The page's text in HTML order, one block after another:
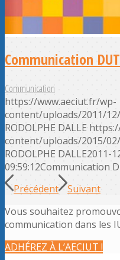
Communication
Communication
https://www.aeciut.fr/wp-
content/uploads/2011/
RODOLPHE DALLE
content/uploads/2015/
RODOLPHE DALLE2011-
09:59:12Communication
Précédent
Suivant
Vous souhaitez
communication dans les
ADHÉREZ À L’AECIUT !